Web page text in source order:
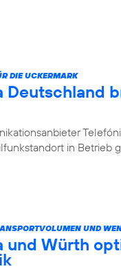
DIE UCKERMARK
Deutschland
in Betrieb
UND
und Würth